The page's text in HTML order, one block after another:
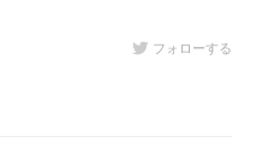
フォローする